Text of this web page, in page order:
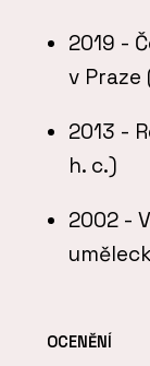
2019 -
v
2013 -
h. c.)
2002 -
OCENĚNÍ